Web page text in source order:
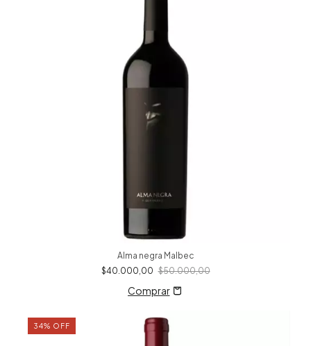
Alma negra Malbec
$40.000,00 $50.000,00
34% OFF